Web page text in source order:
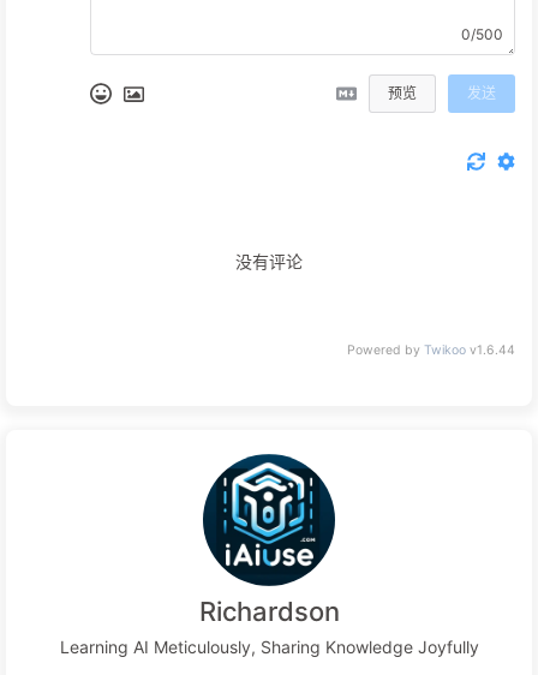
0/500
预览 发送
没有评论
Powered by Twikoo v1.6.44
Richardson
Learning AI Meticulously, Sharing Knowledge Joyfully